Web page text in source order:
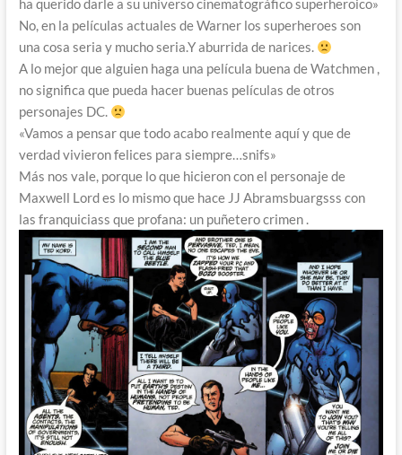
ha querido darle a su universo cinematográfico superheroico»
No, en la películas actuales de Warner los superheroes son
una cosa seria y mucho seria.Y aburrida de narices.
A lo mejor que alguien haga una película buena de Watchmen ,
no significa que pueda hacer buenas películas de otros
personajes DC.
«Vamos a pensar que todo acabo realmente aquí y que de
verdad vivieron felices para siempre…snifs»
Más nos vale, porque lo que hicieron con el personaje de
Maxwell Lord es lo mismo que hace JJ Abramsbuargsss con
las franquiciass que profana: un puñetero crimen .